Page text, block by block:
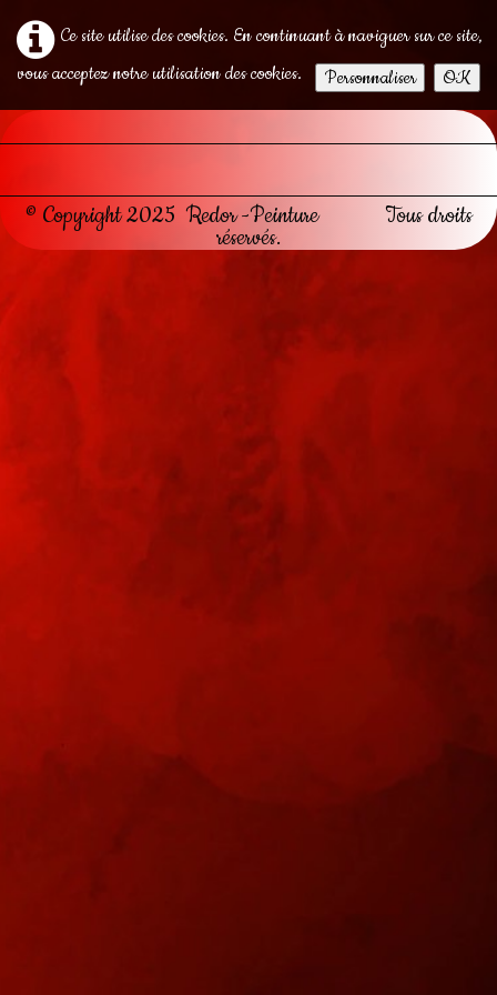
Ce site utilise des cookies. En continuant à naviguer sur ce site,
vous acceptez notre utilisation des cookies.
Personnaliser OK
© Copyright 2025 Redor -Peinture Tous droits
réservés.